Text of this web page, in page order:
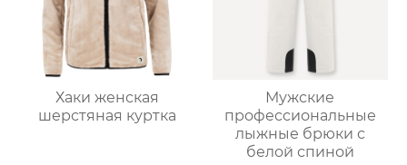
Хаки женская
шерстяная куртка
Мужские
профессиональные
лыжные брюки с
белой спиной